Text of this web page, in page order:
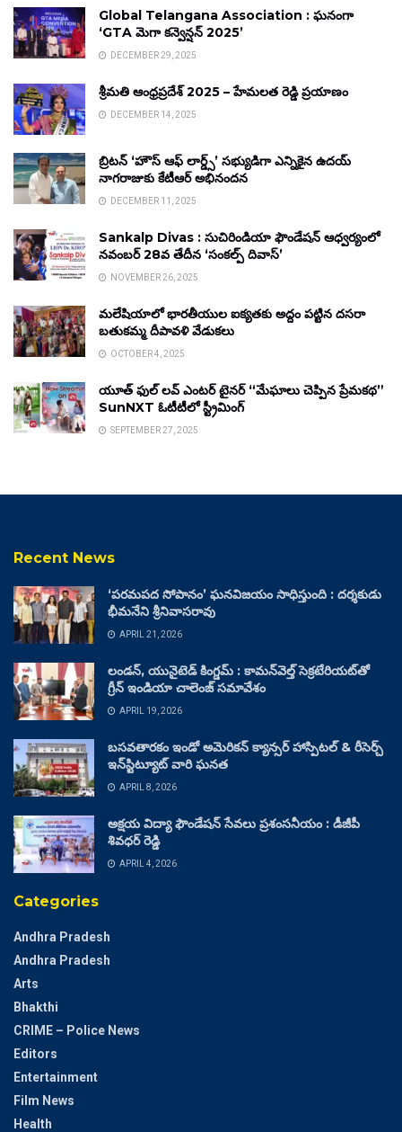
Global Telangana Association : ఘనంగా
‘GTA మెగా కన్వెన్షన్ 2025’
DECEMBER 29, 2025
శ్రీమతి ఆంధ్రప్రదేశ్ 2025 – హేమలత రెడ్డి ప్రయాణం
DECEMBER 14, 2025
బ్రిటన్ ‘హౌస్ ఆఫ్ లార్డ్స్’ సభ్యుడిగా ఎన్నికైన ఉదయ్
నాగరాజుకు కేటీఆర్ అభినందన
DECEMBER 11, 2025
Sankalp Divas : సుచిరిండియా ఫౌండేషన్ ఆధ్వర్యంలో
నవంబర్ 28వ తేదీన ‘సంకల్ప్ దివాస్’
NOVEMBER 26, 2025
మలేషియాలో భారతీయుల ఐక్యతకు అద్దం పట్టిన దసరా
బతుకమ్మ దీపావళి వేడుకలు
OCTOBER 4, 2025
యూత్ ఫుల్ లవ్ ఎంటర్ టైనర్ “మేఘాలు చెప్పిన ప్రేమకథ”
SunNXT ఓటీటీలో స్ట్రీమింగ్
SEPTEMBER 27, 2025
Recent News
‘పరమపద సోపానం’ ఘనవిజయం సాధిస్తుంది : దర్శకుడు
భీమనేని శ్రీనివాసరావు
APRIL 21, 2026
లండన్, యునైటెడ్ కింగ్డమ్ : కామన్‌వెల్త్ సెక్రటేరియట్‌తో
గ్రీన్ ఇండియా చాలెంజ్ సమావేశం
APRIL 19, 2026
బసవతారకం ఇండో అమెరికన్ క్యాన్సర్ హాస్పిటల్ & రీసెర్చ్
ఇన్‌స్టిట్యూట్ వారి ఘనత
APRIL 8, 2026
అక్షయ విద్యా ఫౌండేషన్ సేవలు ప్రశంసనీయం : డీజీపీ
శివధర్ రెడ్డి
APRIL 4, 2026
Categories
Andhra Pradesh
Andhra Pradesh
Arts
Bhakthi
CRIME – Police News
Editors
Entertainment
Film News
Health